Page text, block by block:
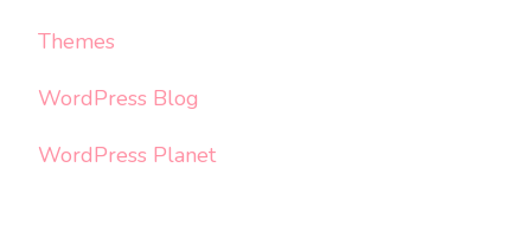
Themes
WordPress Blog
WordPress Planet